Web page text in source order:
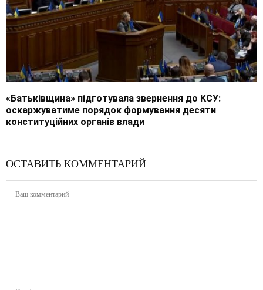
«Батьківщина» підготувала звернення до КСУ:
оскаржуватиме порядок формування десяти
конституційних органів влади
ОСТАВИТЬ КОММЕНТАРИЙ